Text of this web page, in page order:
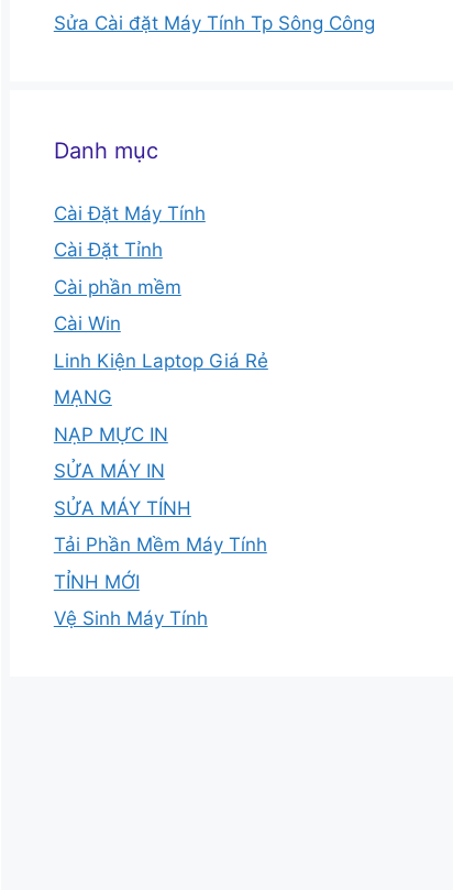
Sửa Cài đặt Máy Tính Tp Sông Công
Danh mục
Cài Đặt Máy Tính
Cài Đặt Tỉnh
Cài phần mềm
Cài Win
Linh Kiện Laptop Giá Rẻ
MẠNG
NẠP MỰC IN
SỬA MÁY IN
SỬA MÁY TÍNH
Tải Phần Mềm Máy Tính
TỈNH MỚI
Vệ Sinh Máy Tính